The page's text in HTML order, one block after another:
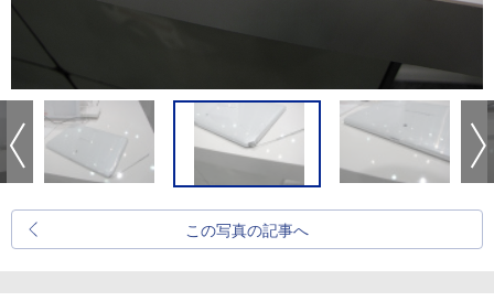
この写真の記事へ